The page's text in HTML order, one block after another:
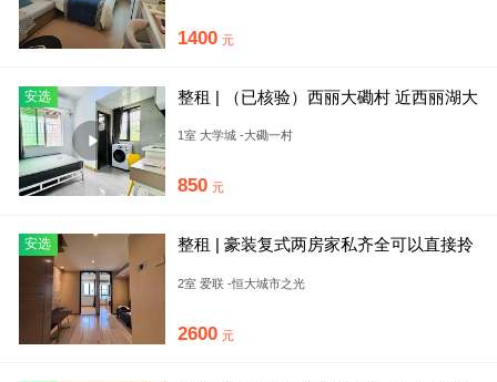
1400 元
安选
整租 | （已核验）西丽大磡村 近西丽湖大
1室 大学城 -大磡一村
850 元
安选
整租 | 豪装复式两房家私齐全可以直接拎
2室 爱联 -恒大城市之光
2600 元